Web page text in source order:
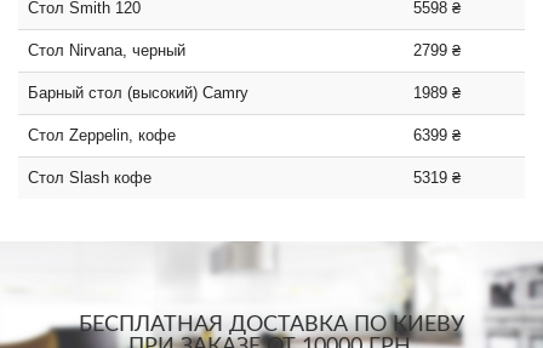
Стол Smith 120 5598 ₴
Стол Nirvana, черный 2799 ₴
Барный стол (высокий) Camry 1989 ₴
Стол Zeppelin, кофе 6399 ₴
Стол Slash кофе 5319 ₴
БЕСПЛАТНАЯ ДОСТАВКА ПО КИЕВУ